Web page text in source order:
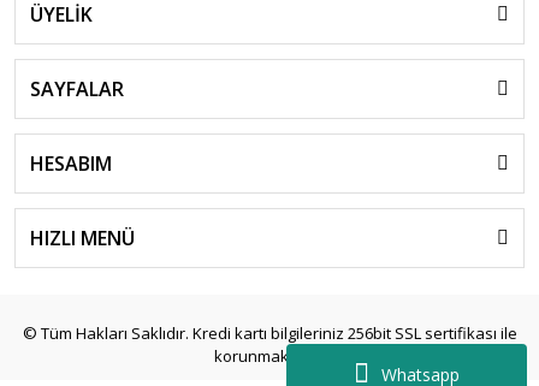
Whatsapp
ÜYELİK
SAYFALAR
HESABIM
HIZLI MENÜ
© Tüm Hakları Saklıdır. Kredi kartı bilgileriniz 256bit SSL sertifikası ile
korunmaktadır.